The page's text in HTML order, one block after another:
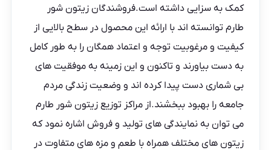
کمک به سزایی داشته است.فروشندگان زیتون شور
طارم توانسته اند با ارائه این محصول در سطح بالایی از
کیفیت و مرغوبیت توجه و اعتماد همگان را به طور کامل
به دست بیاورند و تاکنون و این زمینه به موفقیت های
بی شماری دست پیدا کرده اند و وضعیت زندگی مردم
جامعه را بهبود ببخشند.از مراکز توزیع زیتون شور طارم
می توان به نمایندگی های تولید و فروش اشاره نمود که
زیتون های مختلف همراه با طعم و مزه های متفاوت در